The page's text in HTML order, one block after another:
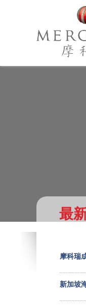
最
摩科瑞
新加坡